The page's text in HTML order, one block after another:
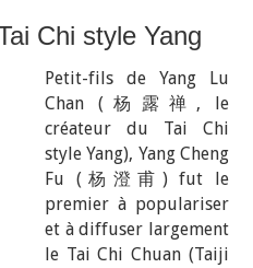
Chi style Yang
Petit-fils de Yang Lu
Chan ( 杨露禅 , le
créateur du Tai Chi
style Yang), Yang Cheng
Fu (杨澄甫 ) fut le
premier à populariser
et à diffuser largement
le Tai Chi Chuan (Taiji